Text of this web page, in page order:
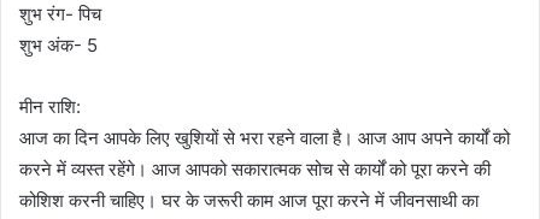
शुभ रंग- पिच
शुभ अंक- 5
मीन राशि:
आज का दिन आपके लिए खुशियों से भरा रहने वाला है। आज आप अपने कार्यों को
करने में व्यस्त रहेंगे। आज आपको सकारात्मक सोच से कार्यों को पूरा करने की
कोशिश करनी चाहिए। घर के जरूरी काम आज पूरा करने में जीवनसाथी का